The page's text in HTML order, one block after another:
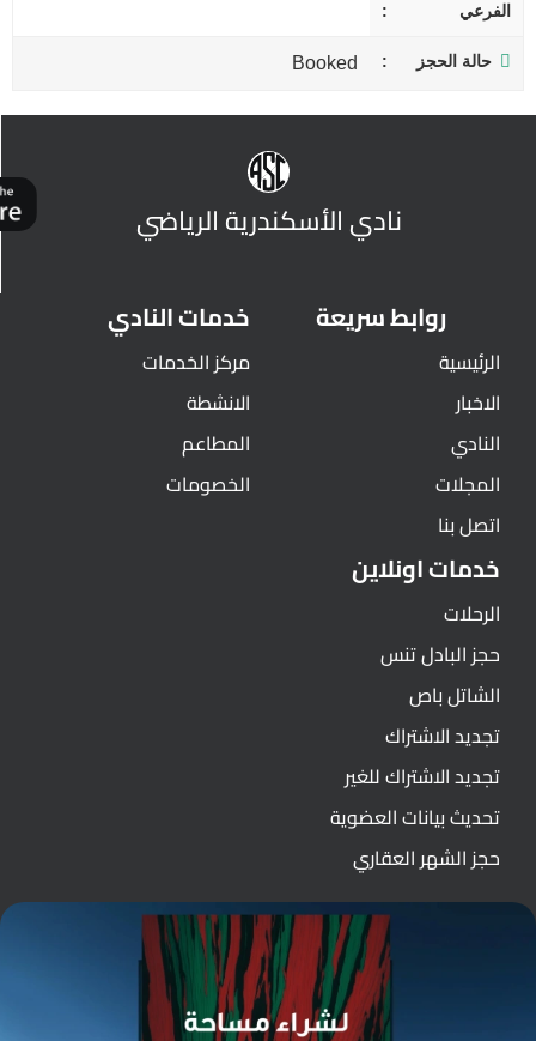
الفرعي
حالة الحجز Booked
نادي الأسكندرية الرياضي
روابط سريعة
الرئيسية
الاخبار
النادي
المجلات
اتصل بنا
خدمات النادي
مركز الخدمات
الانشطة
المطاعم
الخصومات
خدمات اونلاين
الرحلات
حجز البادل تنس
الشاتل باص
تجديد الاشتراك
تجديد الاشتراك للغير
تحديث بيانات العضوية
حجز الشهر العقاري